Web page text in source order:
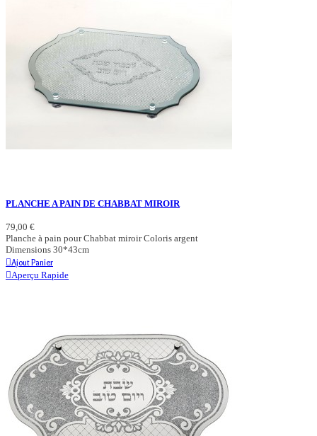
PLANCHE A PAIN DE CHABBAT MIROIR
79,00 €
Planche à pain pour Chabbat miroir Coloris argent
Dimensions 30*43cm
Ajout Panier
Aperçu Rapide